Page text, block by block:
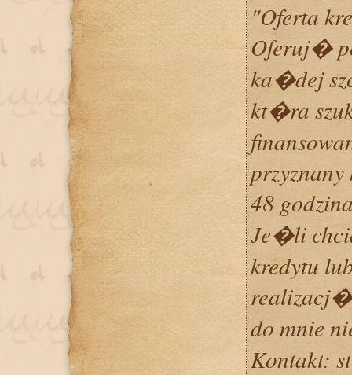
"Oferta
Oferuj�
ka�dej
kt�ra
48
Je�li
kredytu
do mnie
Kontakt: